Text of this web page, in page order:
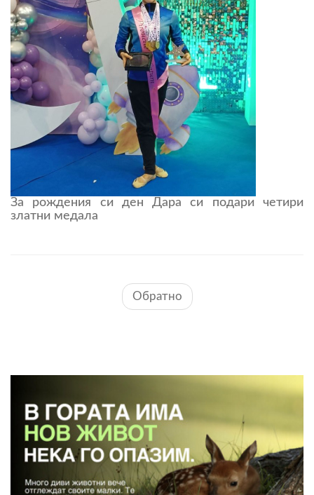
За рождения си ден Дара си подари четири
златни медала
Обратно